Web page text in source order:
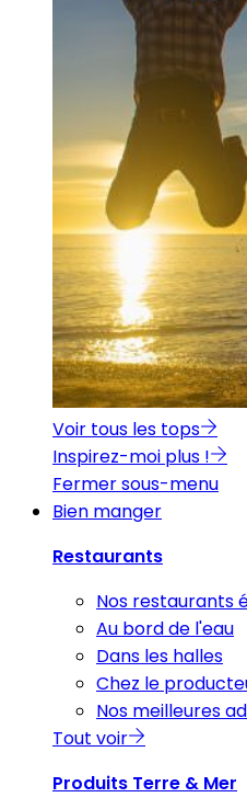
Voir tous les tops
Inspirez-moi plus !
Fermer sous-menu
Bien manger
Restaurants
Nos restaurants
Au bord de l'eau
Dans les halles
Chez le
Nos meilleures
Tout voir
Produits Terre & Mer